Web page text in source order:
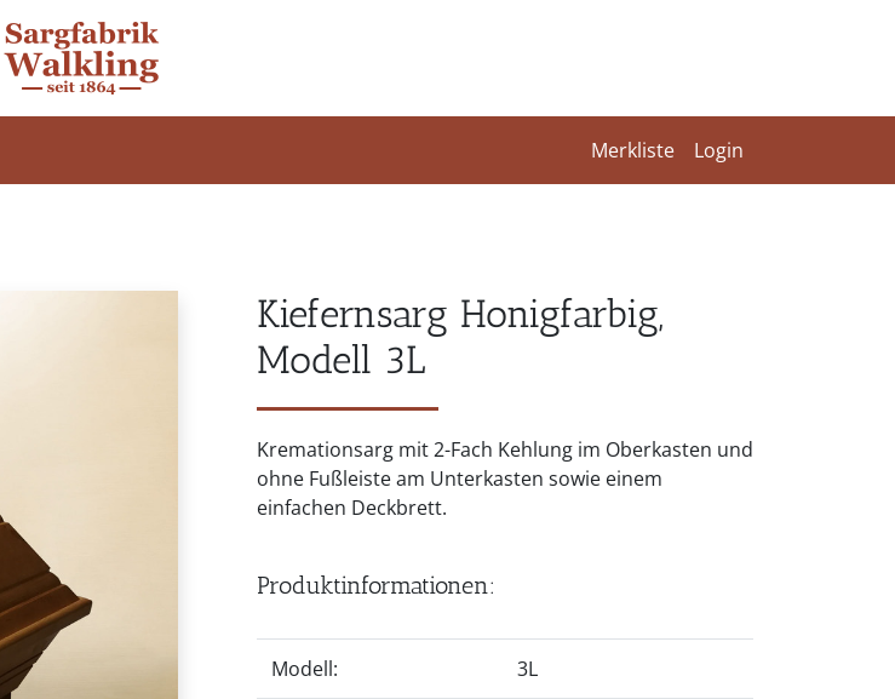
Merkliste Login
Kiefernsarg Honigfarbig,
Modell 3L
Kremationsarg mit 2-Fach Kehlung im Oberkasten und
ohne Fußleiste am Unterkasten sowie einem
einfachen Deckbrett.
Produktinformationen:
Modell: 3L